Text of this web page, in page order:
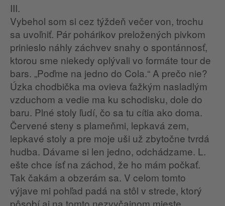
III.
Vybehol som si cez týždeň večer von, trochu
sa uvoľniť. Pár pohárikov preložených pivkom
prinieslo náhly záchvev snahy o spontánnosť,
ktorou sme niekedy oplývali vo formáte tour de
bars. „Poďme na jedno do Cola.“ A prečo nie?
Úzka chodbička ma ovieva ťažkým nasladlým
vzduchom a vedie ma ku schodisku, dole do
baru. Plné stoly ľudí, čo sa tu cítia ako doma.
Červené steny s plameňmi, lepkavá zem,
lepkavé stoly a pre moje uši už zbytočne tvrdá
hudba. Dávame si len jedno, odchádzame. L.
ešte chce ísť na záchod, že ho mám počkať.
Tak čakám a obzerám sa. V celom tomto
výjave mi pohľad padá na stôl v strede, ktorý
pôsobí aj na tomto nezvyčajnom mieste